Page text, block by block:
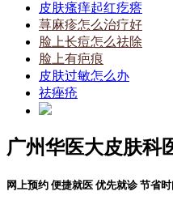
皮肤瘙痒起红疙瘩
荨麻疹怎么治疗好
脸上长痘怎么祛除
脸上有疤痕
皮肤过敏怎么办
祛痤疮
广州华医大皮肤科
网上预约 便捷就医 优先就诊 节省时